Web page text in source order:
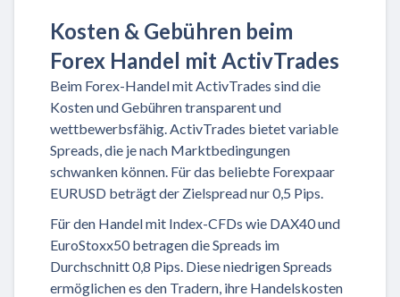
Kosten & Gebühren beim
Forex Handel mit ActivTrades
Beim Forex-Handel mit ActivTrades sind die
Kosten und Gebühren transparent und
wettbewerbsfähig. ActivTrades bietet variable
Spreads, die je nach Marktbedingungen
schwanken können. Für das beliebte Forexpaar
EURUSD beträgt der Zielspread nur 0,5 Pips.
Für den Handel mit Index-CFDs wie DAX40 und
EuroStoxx50 betragen die Spreads im
Durchschnitt 0,8 Pips. Diese niedrigen Spreads
ermöglichen es den Tradern, ihre Handelskosten